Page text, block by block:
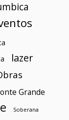
lazer
Grande
Soberana